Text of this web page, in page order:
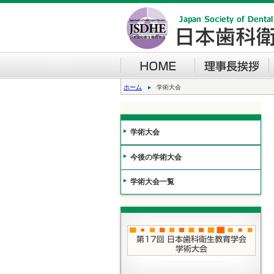
ホーム 学術大会
学術大会
今後の学術大会
学術大会一覧